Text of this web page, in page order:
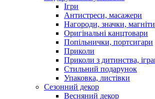
Ігри
Антистреси, масажери
Нагороди, значки, магніти
Оригінальні канцтовари
Попільнички, портсигари
Приколи
Приколи з дитинства,
Стильний подарунок
Упаковка, листівки
Сезонний декор
Весняний декор